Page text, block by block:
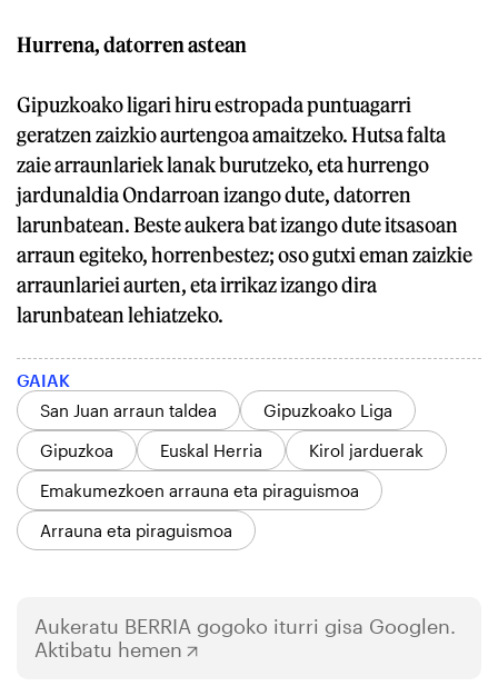
Hurrena, datorren astean
Gipuzkoako ligari hiru estropada puntuagarri
geratzen zaizkio aurtengoa amaitzeko. Hutsa falta
zaie arraunlariek lanak burutzeko, eta hurrengo
jardunaldia Ondarroan izango dute, datorren
larunbatean. Beste aukera bat izango dute itsasoan
arraun egiteko, horrenbestez; oso gutxi eman zaizkie
arraunlariei aurten, eta irrikaz izango dira
larunbatean lehiatzeko.
GAIAK
San Juan arraun taldea
Gipuzkoako Liga
Gipuzkoa
Euskal Herria
Kirol jarduerak
Emakumezkoen arrauna eta piraguismoa
Arrauna eta piraguismoa
Aukeratu BERRIA gogoko iturri gisa Googlen.
Aktibatu hemen